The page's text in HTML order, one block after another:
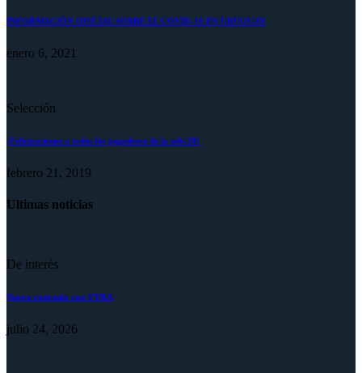
INFORMACIÓN OFICIAL SOBRE EL COVID-19 EN URUGUAY
enero 6, 2021
Selección
¡Felicitaciones a todos los jugadores de la sub-20!
febrero 21, 2019
Ultimas noticias
De interés
Nuevo convenio con VYRA
julio 24, 2026